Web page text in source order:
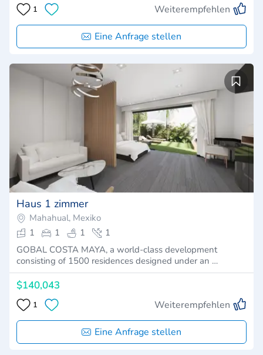
1 Weiterempfehlen
Eine Anfrage stellen
Haus 1 zimmer
Mahahual, Mexiko
1
1 1
1
GOBAL COSTA MAYA, a world-class development
consisting of 1500 residences designed under an …
$140,043
1 Weiterempfehlen
Eine Anfrage stellen